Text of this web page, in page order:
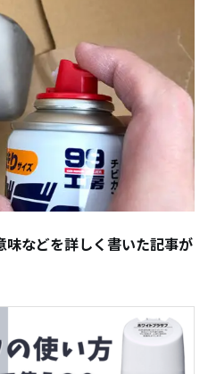
などを詳しく書いた記事が